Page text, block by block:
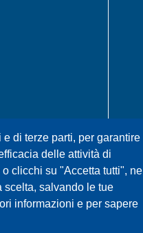
di terze parti, per garantire
delle attività di
clicchi su "Accetta tutti", ne
scelta, salvando le tue
informazioni e per sapere